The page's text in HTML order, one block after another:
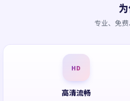
专业、免
HD
高清流畅